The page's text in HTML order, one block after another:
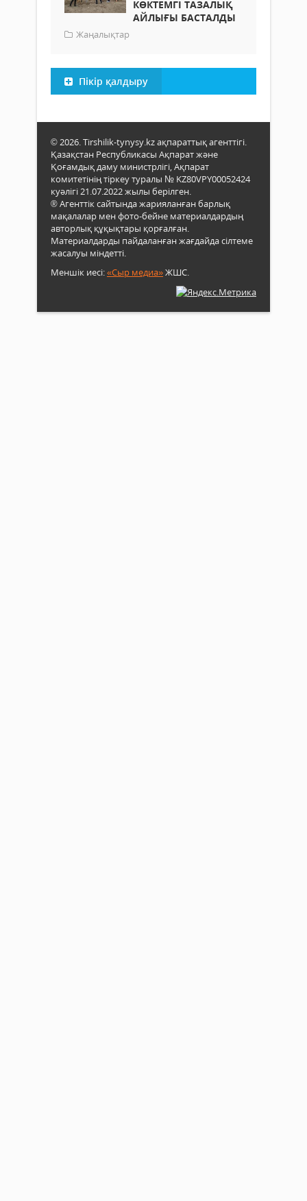
КӨКТЕМГІ ТАЗАЛЫҚ
АЙЛЫҒЫ БАСТАЛДЫ
Жаңалықтар
Пікір қалдыру
© 2026. Tirshilik-tynysy.kz ақпараттық агенттігі.
Қазақстан Республикасы Ақпарат және
Қоғамдық даму министрлігі, Ақпарат
комитетінің тіркеу туралы № KZ80VPY00052424
куәлігі 21.07.2022 жылы берілген.
® Агенттік сайтында жарияланған барлық
мақалалар мен фото-бейне материалдардың
авторлық құқықтары қорғалған.
Материалдарды пайдаланған жағдайда сілтеме
жасалуы міндетті.
Меншік иесі:«Сыр медиа»ЖШС.